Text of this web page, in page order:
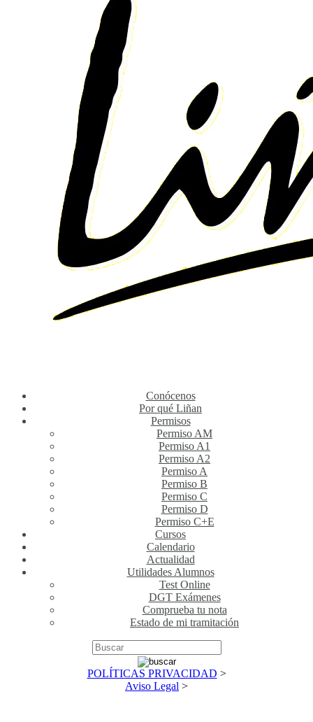
Conócenos
Por qué Liñan
Permisos
Permiso AM
Permiso A1
Permiso A2
Permiso A
Permiso B
Permiso C
Permiso D
Permiso C+E
Cursos
Calendario
Actualidad
Utilidades Alumnos
Test Online
DGT Exámenes
Comprueba tu nota
Estado de mi tramitación
POLÍTICAS PRIVACIDAD >
Aviso Legal >